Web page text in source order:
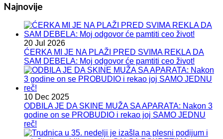
Najnovije
20 Jul 2026
ĆERKA MI JE NA PLAŽI PRED SVIMA REKLA DA
SAM DEBELA: Moj odgovor će pamtiti ceo život!
10 Dec 2025
ODBILA JE DA SKINE MUŽA SA APARATA: Nakon 3
godine on se PROBUDIO i rekao joj SAMO JEDNU
reč!